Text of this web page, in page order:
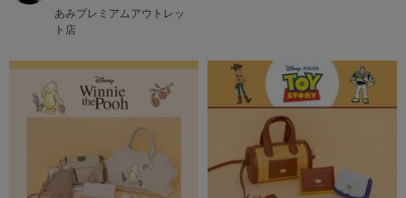
あみプレミアムアウトレッ
ト店